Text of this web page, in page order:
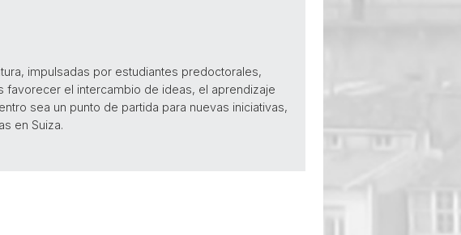
impulsadas por estudiantes predoctorales,
el intercambio de ideas, el aprendizaje
sea un punto de partida para nuevas iniciativas,
en Suiza.